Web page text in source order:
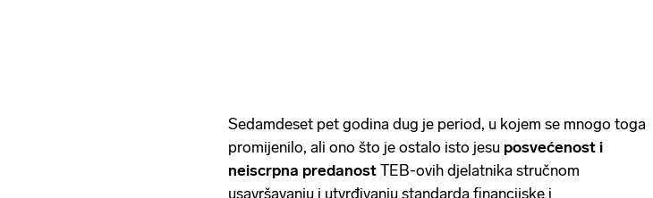
Sedamdeset pet godina dug je period, u kojem se mnogo toga
promijenilo, ali ono što je ostalo isto jesu posvećenost i
neiscrpna predanost TEB-ovih djelatnika stručnom
usavršavanju i utvrđivanju standarda financijske i